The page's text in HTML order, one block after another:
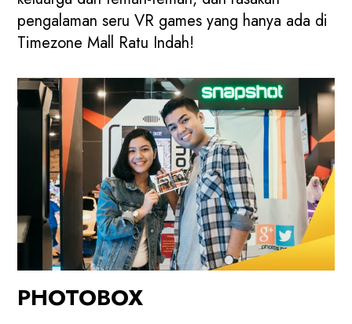
pengalaman seru VR games yang hanya ada di
Timezone Mall Ratu Indah!
PHOTOBOX